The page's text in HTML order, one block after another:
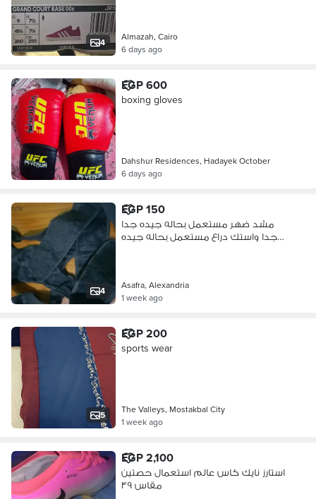
4
Almazah, Cairo
6 days ago
EGP 600
boxing gloves
Dahshur Residences, Hadayek October
6 days ago
4
EGP 150
مشد ضهر مستعمل بحاله جيده جدا
جدا واستك دراع مستعمل بحاله جيده
Asafra, Alexandria
1 week ago
5
EGP 200
sports wear
The Valleys, Mostakbal City
1 week ago
EGP 2,100
استارز نايك كاس عالم استعمال حصتين
مقاس ٣٩